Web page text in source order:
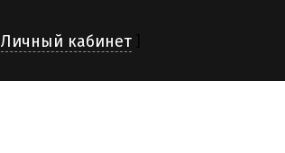
Личный кабинет